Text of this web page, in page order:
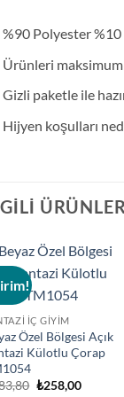
%90 Polyester %10
Ürünleri maksimum
Gizli paketle ile
Hijyen koşulları
ÜRÜNLER
İÇ GIYIM
Özel Bölgesi Açık
Külotlu Çorap
Orijinal
₺258,00Şu